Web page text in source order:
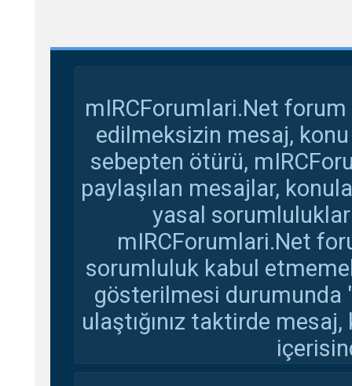
mIRCForumlari.Net
edilmeksizin mesaj,
sebepten ötürü,
paylaşılan mesajlar,
yasal
mIRCForumlari.Net
sorumluluk kabul
gösterilmesi durumunda
ulaştığınız taktirde